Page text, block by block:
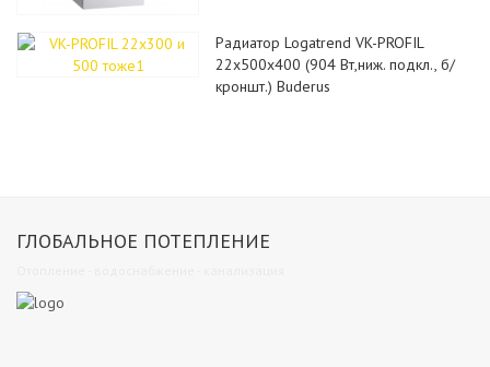
Радиатор Logatrend VK-PROFIL
22x500x400 (904 Вт,ниж. подкл., б/
кроншт.) Buderus
ГЛОБАЛЬНОЕ ПОТЕПЛЕНИЕ